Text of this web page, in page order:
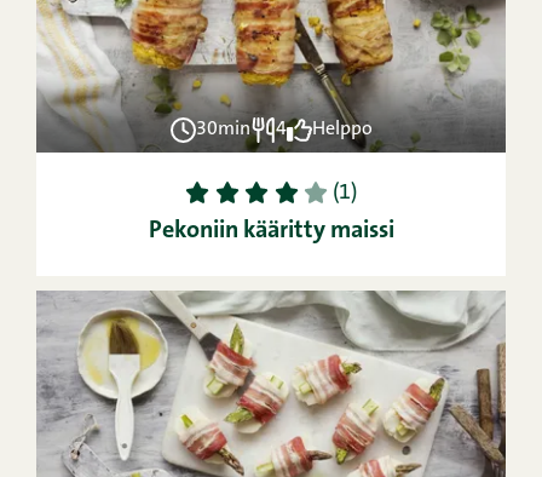
30min 4 Helppo
1 2 3 4 5 (1)
Pekoniin kääritty maissi